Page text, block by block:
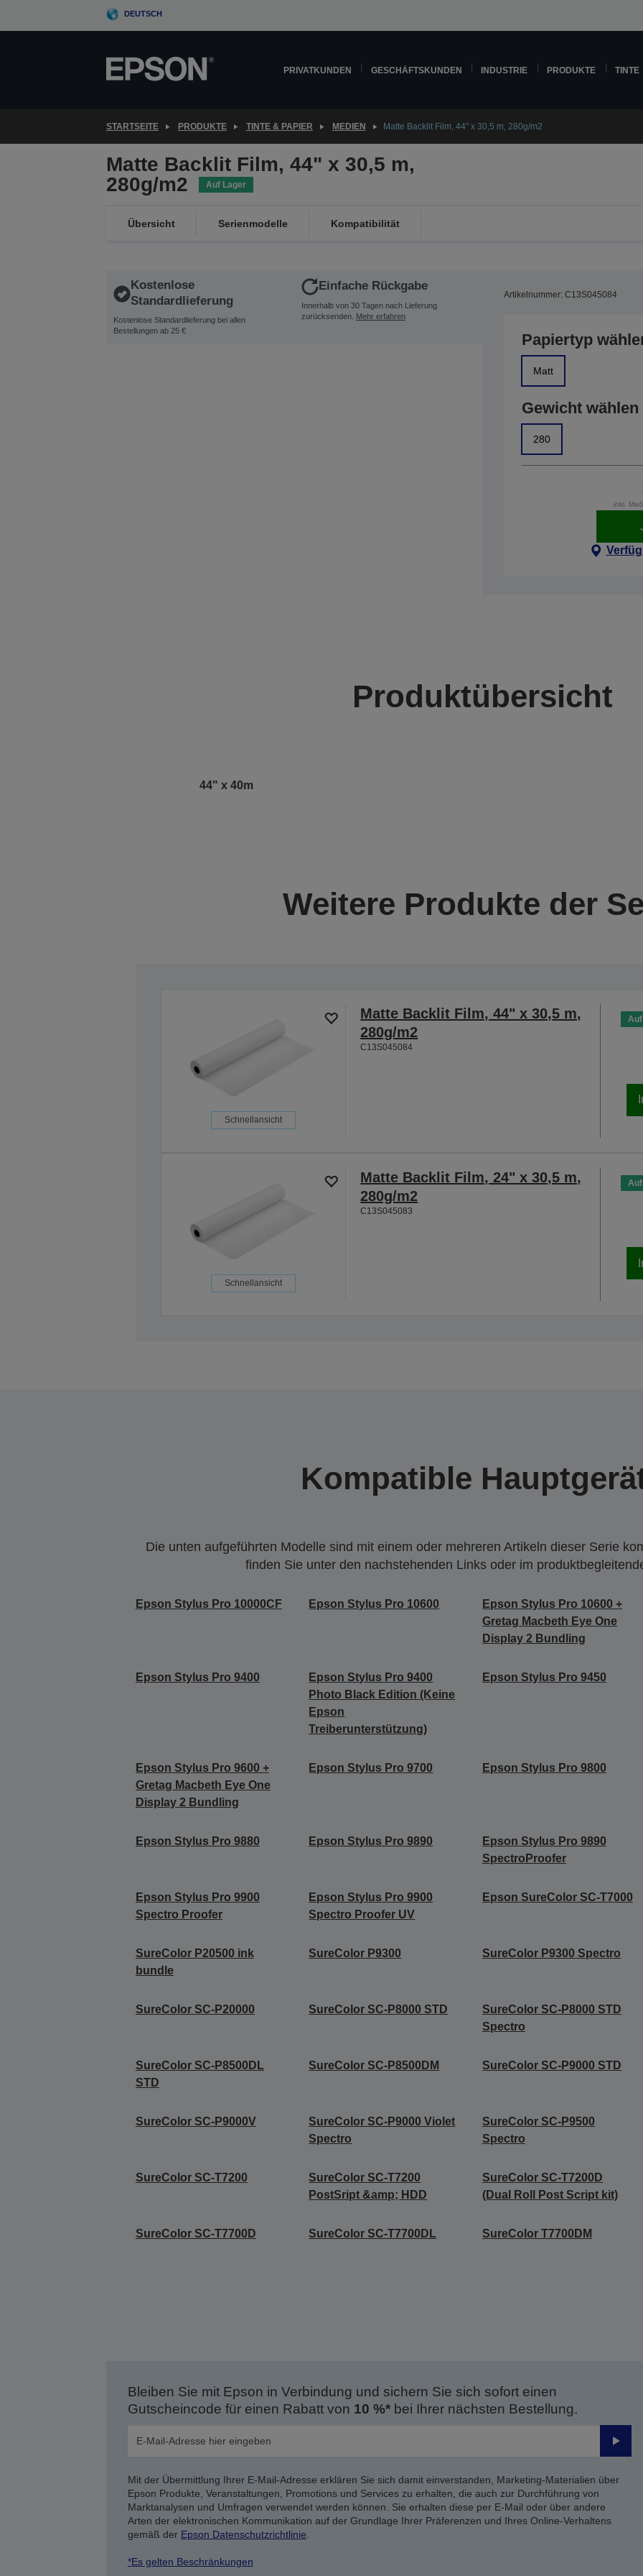
DEUTSCH
PRIVATKUNDEN GESCHÄFTSKUNDEN INDUSTRIE PRODUKTE TINTE
STARTSEITE PRODUKTE TINTE & PAPIER MEDIEN Matte Backlit Film, 44" x 30,5 m, 280g/m2
Matte Backlit Film, 44" x 30,5 m,
280g/m2
Auf Lager
Übersicht Serienmodelle Kompatibilität
Kostenlose
Standardlieferung
Kostenlose Standardlieferung bei allen
Bestellungen ab 25 €
Einfache Rückgabe
Innerhalb von 30 Tagen nach Lieferung
zurücksenden. Mehr erfahren
Artikelnummer: C13S045084
Papiertyp
Matt
Gewicht wählen
280
inkl.
Produktübersicht
44" x 40m
Weitere Produkte der
Schnellansicht
Matte Backlit Film, 44" x 30,5 m,
280g/m2
C13S045084
Schnellansicht
Matte Backlit Film, 24" x 30,5 m,
280g/m2
C13S045083
Kompatible
Die unten aufgeführten Modelle sind mit einem oder mehreren Artikeln dieser Serie
finden Sie unter den nachstehenden Links oder im
Epson Stylus Pro 10000CF Epson Stylus Pro 10600
Epson Stylus Pro 10600 +
Gretag Macbeth Eye One
Display 2 Bundling
Epson Stylus Pro 9400
Epson Stylus Pro 9400
Photo Black Edition (Keine
Epson
Treiberunterstützung)
Epson Stylus Pro 9450
Epson Stylus Pro 9600 +
Gretag Macbeth Eye One
Display 2 Bundling
Epson Stylus Pro 9700 Epson Stylus Pro 9800
Epson Stylus Pro 9880 Epson Stylus Pro 9890
Epson Stylus Pro 9890
SpectroProofer
Epson Stylus Pro 9900
Spectro Proofer
Epson Stylus Pro 9900
Spectro Proofer UV
Epson SureColor SC-T7000
SureColor P20500 ink
bundle
SureColor P9300 SureColor P9300 Spectro
SureColor SC-P20000 SureColor SC-P8000 STD
SureColor SC-P8000 STD
Spectro
SureColor SC-P8500DL
STD
SureColor SC-P8500DM SureColor SC-P9000 STD
SureColor SC-P9000V
SureColor SC-P9000 Violet
Spectro
SureColor SC-P9500
Spectro
SureColor SC-T7200
SureColor SC-T7200
PostSript &amp; HDD
SureColor SC-T7200D
(Dual Roll Post Script kit)
SureColor SC-T7700D SureColor SC-T7700DL SureColor T7700DM
Bleiben Sie mit Epson in Verbindung und sichern Sie sich sofort einen
Gutscheincode für einen Rabatt von 10 %*bei Ihrer nächsten Bestellung.
Mit der Übermittlung Ihrer E-Mail-Adresse erklären Sie sich damit einverstanden, Marketing-Materialien über
Epson Produkte, Veranstaltungen, Promotions und Services zu erhalten, die auch zur Durchführung von
Marktanalysen und Umfragen verwendet werden können. Sie erhalten diese per E-Mail oder über andere
Arten der elektronischen Kommunikation auf der Grundlage Ihrer Präferenzen und Ihres Online-Verhaltens
gemäß der Epson Datenschutzrichtlinie.
*Es gelten Beschränkungen